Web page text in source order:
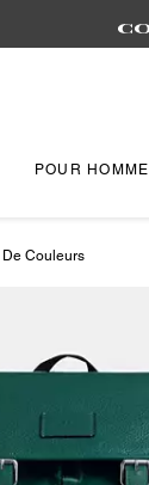
POUR HOMME
Couleurs